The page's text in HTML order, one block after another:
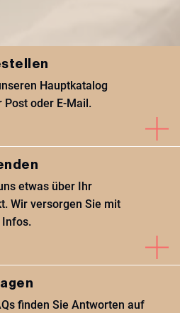
Hauptkatalog
Post oder E-Mail.
etwas über Ihr
Wir versorgen Sie mit
Infos.
finden Sie Antworten auf